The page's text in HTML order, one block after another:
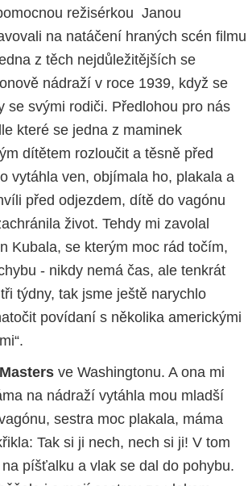
režisérkou Janou
na natáčení hraných scén filmu
z těch nejdůležitějších se
nádraží v roce 1939, když se
se svými rodiči. Předlohou pro nás
které se jedna z maminek
dítětem rozloučit a těsně před
vytáhla ven, objímala ho, plakala a
před odjezdem, dítě do vagónu
život. Tehdy mi zavolal
Kubala, se kterým moc rád točím,
- nikdy nemá čas, ale tenkrát
týdny, tak jsme ještě narychlo
povídaní s několika americkými
ve Washingtonu. A ona mi
na nádraží vytáhla mou mladší
sestra moc plakala, máma
Tak si ji nech, nech si ji! V tom
píšťalku a vlak se dal do pohybu.